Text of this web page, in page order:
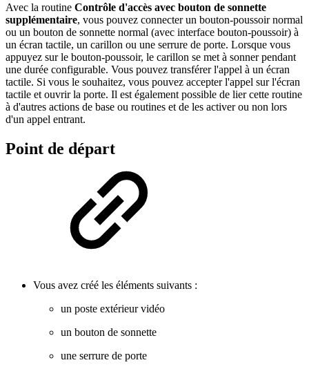
Avec la routine Contrôle d'accès avec bouton de sonnette
supplémentaire, vous pouvez connecter un bouton-poussoir normal
ou un bouton de sonnette normal (avec interface bouton-poussoir) à
un écran tactile, un carillon ou une serrure de porte. Lorsque vous
appuyez sur le bouton-poussoir, le carillon se met à sonner pendant
une durée configurable. Vous pouvez transférer l'appel à un écran
tactile. Si vous le souhaitez, vous pouvez accepter l'appel sur l'écran
tactile et ouvrir la porte. Il est également possible de lier cette routine
à d'autres actions de base ou routines et de les activer ou non lors
d'un appel entrant.
Point de départ
Vous avez créé les éléments suivants :
un poste extérieur vidéo
un bouton de sonnette
une serrure de porte